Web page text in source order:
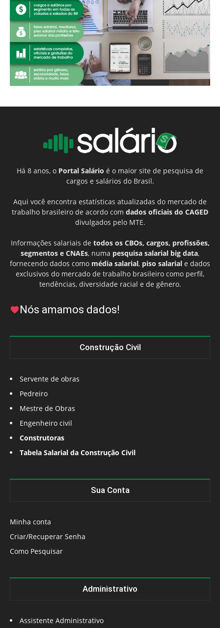
Há 8 anos, o Portal Salário é o maior site de pesquisa de
cargos e salários do Brasil.
Aqui você encontra estatísticas atualizadas do mercado de
trabalho brasileiro de acordo com dados oficiais do CAGED
divulgados pelo MTE.
Informações salariais de todos os CBOs, cargos, profissões,
segmentos e CNAEs, numa pesquisa salarial big data,
fornecendo dados como média salarial, piso salarial e dados
exclusivos do mercado de trabalho brasileiro como perfil,
tendências, diversidade racial e de gênero.
Nós amamos dados!
Construção Civil
Servente de obras
Pedreiro
Mestre de Obras
Engenheiro civil
Construtoras
Tabela Salarial da Construção Civil
Sua Conta
Minha conta
Criar/Recuperar Senha
Como Pesquisar
Administrativo
Assistente Administrativo